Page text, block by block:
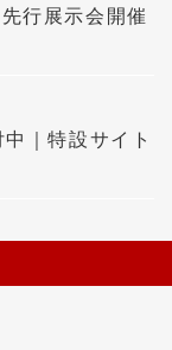
行展示会開催
｜特設サイト